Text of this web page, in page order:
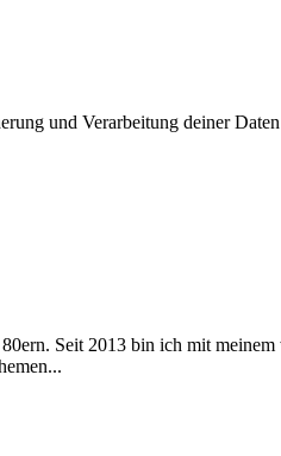
und Verarbeitung deiner
Seit 2013 bin ich mit